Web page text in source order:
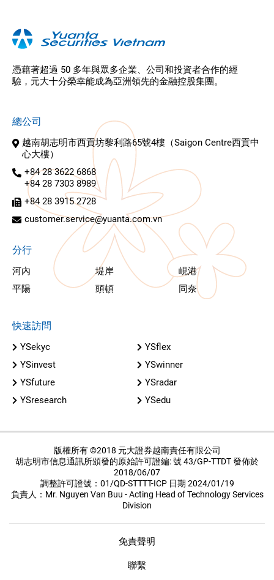
憑藉著超過 50 多年與眾多企業、公司和投資者合作的經
驗，元大十分榮幸能成為亞洲領先的金融控股集團。
總公司
越南胡志明市西貢坊黎利路65號4樓（Saigon Centre西貢中
心大樓）
+84 28 3622 6868
+84 28 7303 8989
+84 28 3915 2728
customer.service@yuanta.com.vn
分行
河內 堤岸
峴港
平陽
頭頓 同奈
快速訪問
YSekyc
YSflex
YSinvest
YSwinner
YSfuture
YSradar
YSresearch
YSedu
版權所有 ©2018 元大證券越南責任有限公司
胡志明市信息通訊所頒發的原始許可證編: 號 43/GP-TTDT 發佈於
2018/06/07
調整許可證號：01/QD-STTTT-ICP 日期 2024/01/19
負責人：Mr. Nguyen Van Buu - Acting Head of Technology Services
Division
免責聲明
聯繫